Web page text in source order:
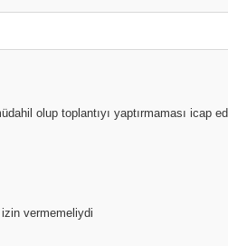
olup toplantıyı yaptırmaması icap
vermemeliydi